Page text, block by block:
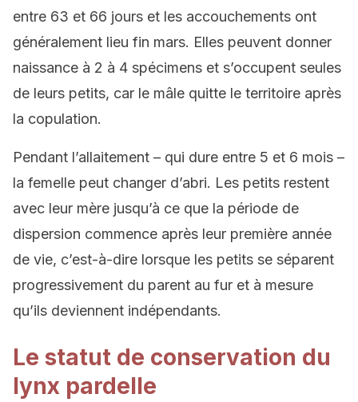
entre 63 et 66 jours et les accouchements ont
généralement lieu fin mars. Elles peuvent donner
naissance à 2 à 4 spécimens et s’occupent seules
de leurs petits, car le mâle quitte le territoire après
la copulation.
Pendant l’allaitement – qui dure entre 5 et 6 mois –
la femelle peut changer d’abri. Les petits restent
avec leur mère jusqu’à ce que la période de
dispersion commence après leur première année
de vie, c’est-à-dire lorsque les petits se séparent
progressivement du parent au fur et à mesure
qu’ils deviennent indépendants.
Le statut de conservation du
lynx pardelle